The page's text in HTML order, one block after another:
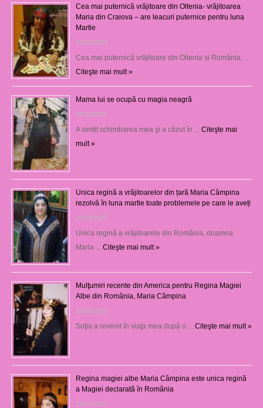
Cea mai puternică vrăjitoare din Oltenia- vrăjitoarea
Maria din Craiova – are leacuri puternice pentru luna
Martie
25/03/2026
Cea mai puternică vrăjitoare din Oltenia și România, …
Citeşte mai mult »
Mama lui se ocupă cu magia neagră
05/12/2025
A simțit schimbarea mea şi a căzut în … Citeşte mai
mult »
Unica regină a vrăjitoarelor din țară Maria Câmpina
rezolvă în luna martie toate problemele pe care le aveți
25/09/2025
Unica regină a vrăjitoarele din România, doamna
Maria … Citeşte mai mult »
Mulţumiri recente din America pentru Regina Magiei
Albe din România, Maria Câmpina
23/08/2025
Soţia a revenit în viaţa mea după o … Citeşte mai mult »
Regina magiei albe Maria Câmpina este unica regină
a Magiei declarată în România
16/07/2025